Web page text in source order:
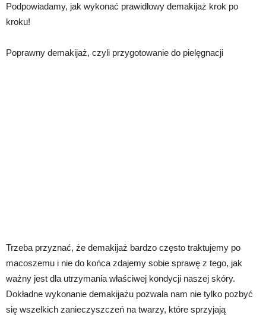
Podpowiadamy, jak wykonać prawidłowy demakijaż krok po
kroku!
Poprawny demakijaż, czyli przygotowanie do pielęgnacji
Trzeba przyznać, że demakijaż bardzo często traktujemy po
macoszemu i nie do końca zdajemy sobie sprawę z tego, jak
ważny jest dla utrzymania właściwej kondycji naszej skóry.
Dokładne wykonanie demakijażu pozwala nam nie tylko pozbyć
się wszelkich zanieczyszczeń na twarzy, które sprzyjają